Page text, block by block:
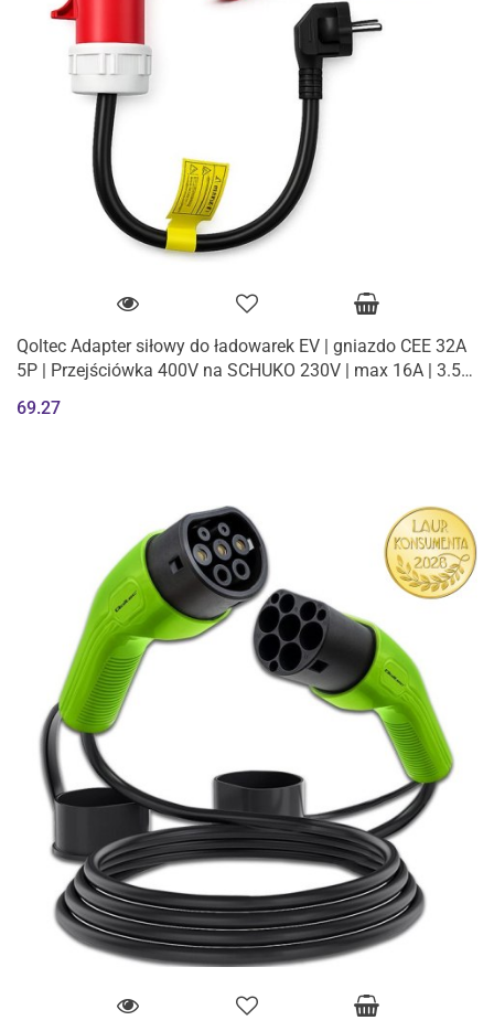
Qoltec Adapter siłowy do ładowarek EV | gniazdo CEE 32A
5P | Przejściówka 400V na SCHUKO 230V | max 16A | 3.5
69.27